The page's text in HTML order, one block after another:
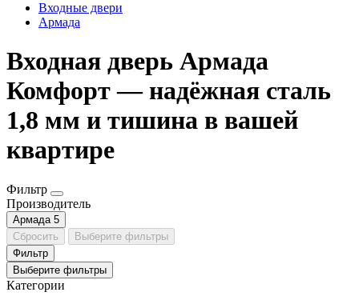
Входные двери
Армада
Входная дверь Армада
Комфорт — надёжная сталь
1,8 мм и тишина в вашей
квартире
Фильтр
Производитель
Армада 5
Сбросить
Выберите фильтры
Фильтр
Выберите фильтры
Категории